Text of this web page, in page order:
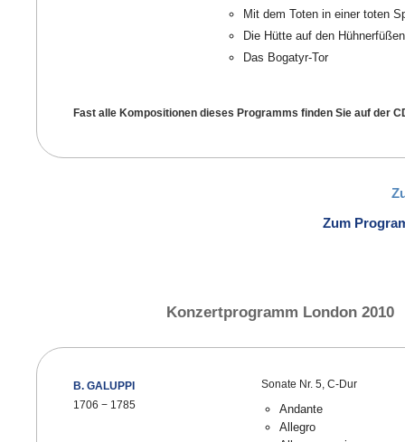
Mit dem Toten in einer toten
Die Hütte auf den Hühnerfüßen
Das Bogatyr-Tor
Fast alle Kompositionen dieses Programms finden Sie auf der
Zum
Konzertprogramm London 2010
B. GALUPPI
1706 − 1785
Sonate Nr. 5, C-Dur
Andante
Allegro